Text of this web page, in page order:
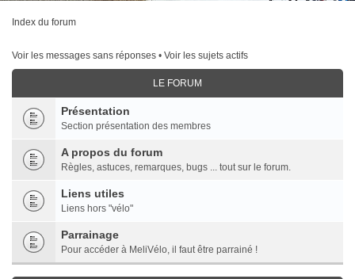
Index du forum
Voir les messages sans réponses • Voir les sujets actifs
LE FORUM
Présentation
Section présentation des membres
A propos du forum
Règles, astuces, remarques, bugs ... tout sur le forum.
Liens utiles
Liens hors "vélo"
Parrainage
Pour accéder à MeliVélo, il faut être parrainé !